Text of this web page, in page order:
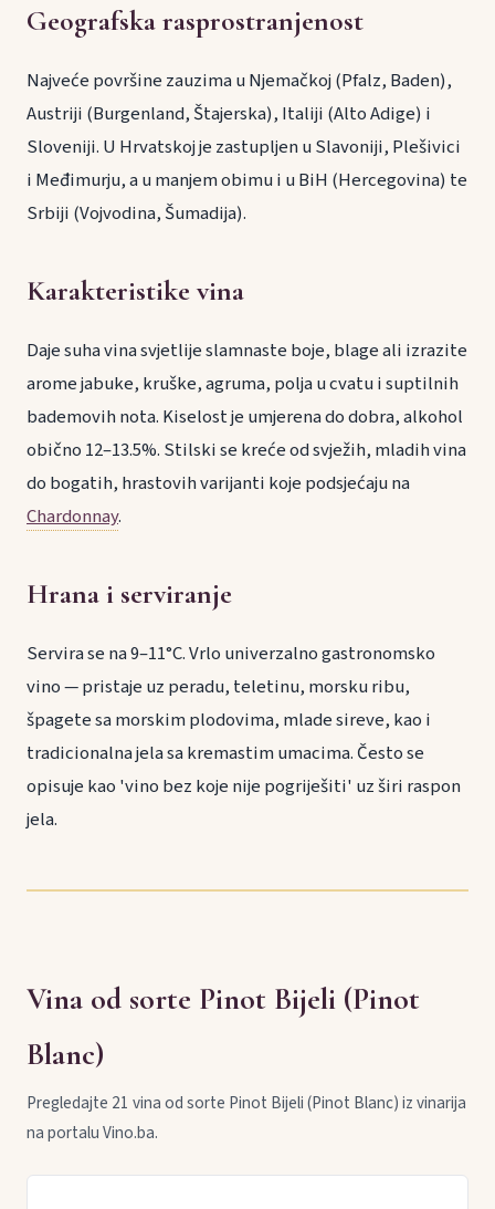
Geografska rasprostranjenost
Najveće površine zauzima u Njemačkoj (Pfalz, Baden),
Austriji (Burgenland, Štajerska), Italiji (Alto Adige) i
Sloveniji. U Hrvatskoj je zastupljen u Slavoniji, Plešivici
i Međimurju, a u manjem obimu i u BiH (Hercegovina) te
Srbiji (Vojvodina, Šumadija).
Karakteristike vina
Daje suha vina svjetlije slamnaste boje, blage ali izrazite
arome jabuke, kruške, agruma, polja u cvatu i suptilnih
bademovih nota. Kiselost je umjerena do dobra, alkohol
obično 12–13.5%. Stilski se kreće od svježih, mladih vina
do bogatih, hrastovih varijanti koje podsjećaju na
Chardonnay.
Hrana i serviranje
Servira se na 9–11°C. Vrlo univerzalno gastronomsko
vino — pristaje uz peradu, teletinu, morsku ribu,
špagete sa morskim plodovima, mlade sireve, kao i
tradicionalna jela sa kremastim umacima. Često se
opisuje kao 'vino bez koje nije pogriješiti' uz širi raspon
jela.
Vina od sorte Pinot Bijeli (Pinot
Blanc)
Pregledajte 21 vina od sorte Pinot Bijeli (Pinot Blanc) iz vinarija
na portalu Vino.ba.